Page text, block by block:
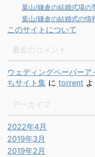
葉山/鎌倉の結婚式場の
葉山/鎌倉の結婚式の情
このサイトについて
ウェディングペーパー
ちサイト集 に torrent よ
2022年4月
2019年3月
2019年2月